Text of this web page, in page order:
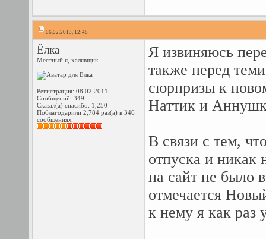
06.02.2013, 12:48
Ёлка
Местный я, халявщик
Регистрация: 08.02.2011
Сообщений: 349
Сказал(а) спасибо: 1,250
Поблагодарили 2,784 раз(а) в 346
сообщениях
Я извиняюсь
также перед
сюрпризы к
Наттик и
В связи с тем,
отпуска и никак
на сайт не было
отмечается
к нему я как раз